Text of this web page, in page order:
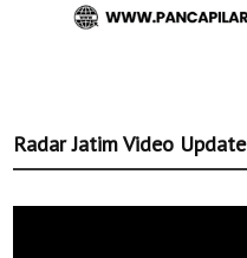
Radar Jatim Video Update